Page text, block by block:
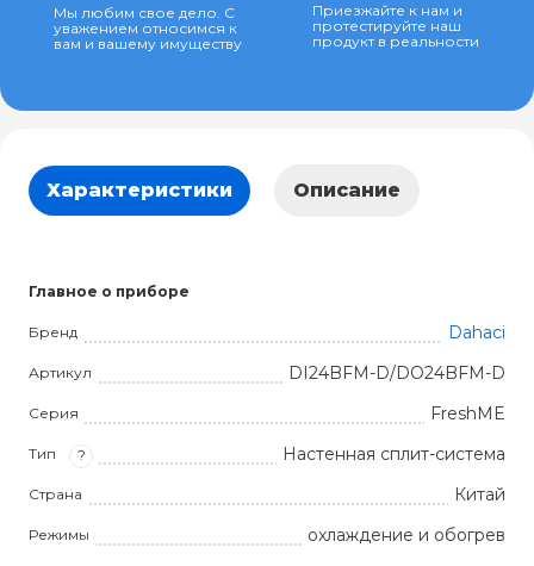
Мы любим свое дело. С
уважением относимся к
вам и вашему имуществу
Приезжайте к нам и
протестируйте наш
продукт в реальности
Характеристики Описание
Главное о приборе
Бренд Dahaci
Артикул DI24BFM-D/DO24BFM-D
Серия FreshME
Тип ? Настенная сплит-система
Страна Китай
Режимы охлаждение и обогрев